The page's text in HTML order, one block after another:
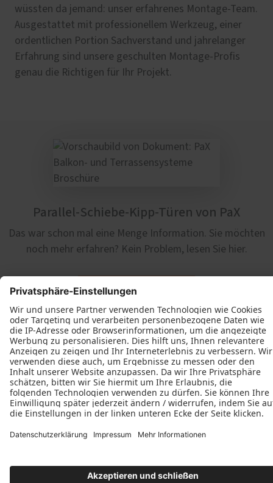
wüssten da jemand: unser erfahrenes Montage-Team.
Ausgestattet mit professionellem Werkzeug, einer
ordentlichen Portion Sachverstand und jahrelanger
Erfahrung sind unsere geschulten Montage-Profis
genau die Richtigen für Ihr Projekt.
Parallel-Schiebe-Kipp-Türen von PaX
Das war schon mal eine Menge Information. Sie möchten
noch mehr erfahren? Kein Problem, lesen Sie hier.
Herunterladen
Meyer Baufertigteile GmbH & Co.KG
Schornweisach 143
91486 Uehlfeld
+49 (151) 21342958
+49 (151) 63370856
+49 (9163) 997410